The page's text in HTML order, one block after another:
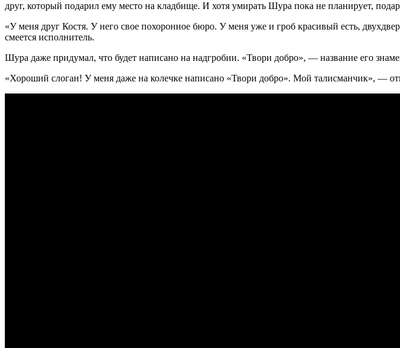
друг, который подарил ему место на кладбище. И хотя умирать Шура пока не планирует,
«У меня друг Костя. У него свое похоронное бюро. У меня уже и гроб красивый есть,
смеется исполнитель.
Шура даже придумал, что будет написано на надгробии. «Твори добро», — название его
«Хороший слоган! У меня даже на колечке написано «Твори добро». Мой талисманчик», —